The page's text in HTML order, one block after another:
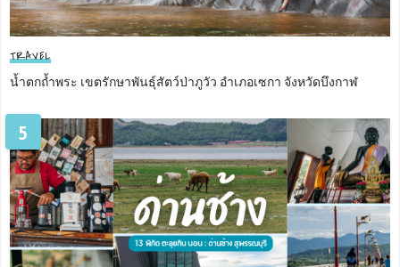
TRAVEL
น้ำตกถ้ำพระ เขตรักษาพันธุ์สัตว์ป่าภูวัว อำเภอเซกา จังหวัดบึงกาฬ
5